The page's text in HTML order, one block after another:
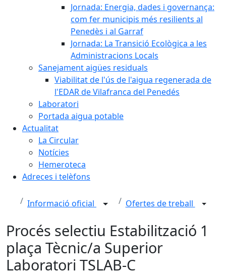
Jornada: Energia, dades i governança:
com fer municipis més resilients al
Penedès i al Garraf
Jornada: La Transició Ecològica a les
Administracions Locals
Sanejament aigües residuals
Viabilitat de l'ús de l'aigua regenerada de
l'EDAR de Vilafranca del Penedés
Laboratori
Portada aigua potable
Actualitat
La Circular
Notícies
Hemeroteca
Adreces i telèfons
Informació oficial Ofertes de treball
Procés selectiu Estabilització 1
plaça Tècnic/a Superior
Laboratori TSLAB-C